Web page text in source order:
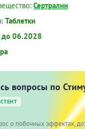
Сертралин
Таблетки
до 06.2028
вопросы по
о побочных эффектах,